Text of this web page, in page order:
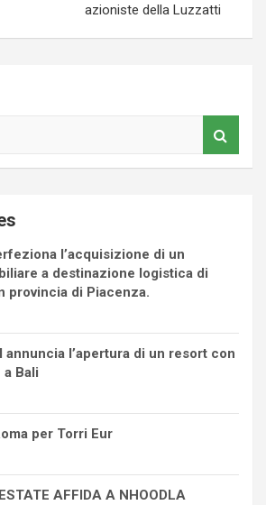
azioniste della Luzzatti
l’acquisizione di un
a destinazione logistica di
provincia di Piacenza.
annuncia l’apertura di un resort con
Bali
per Torri Eur
AFFIDA A NHOODLA